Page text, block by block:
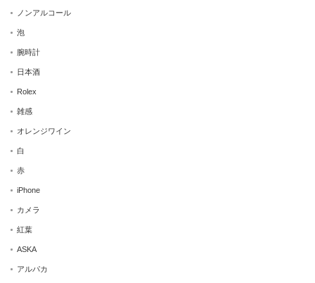
ノンアルコール
泡
腕時計
日本酒
Rolex
雑感
オレンジワイン
白
赤
iPhone
カメラ
紅葉
ASKA
アルパカ